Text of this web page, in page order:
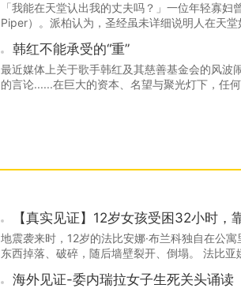
「我能在天堂认出我的丈夫吗？」一位年轻寡
Piper）。派柏认为，圣经虽未详细说明人在天
韩红不能承受的“重”
最近媒体上关于歌手韩红及其慈善基金会的风波
的言论......在巨大的资本、名望与聚光灯下，任
【真实见证】12岁女孩受困32小时
地震袭来时，12岁的法比安娜·布兰科独自在公
东西掉落、破碎，随后墙壁裂开、倒塌。 法比
海外见证-委内瑞拉女子生死关头诵读